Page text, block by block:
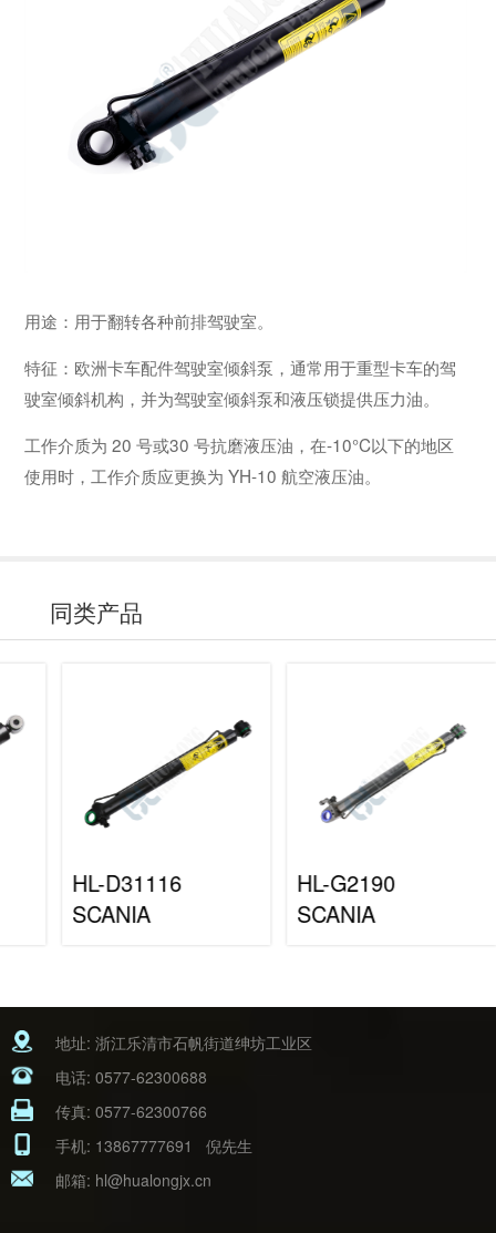
用途：用于翻转各种前排驾驶室。
特征：欧洲卡车配件驾驶室倾斜泵，通常用于重型卡车的驾
驶室倾斜机构，并为驾驶室倾斜泵和液压锁提供压力油。
工作介质为 20 号或30 号抗磨液压油，在-10°C以下的地区
使用时，工作介质应更换为 YH-10 航空液压油。
同类产品
HL-D31116
SCANIA
HL-G2190
SCANIA
地址: 浙江乐清市石帆街道绅坊工业区
电话: 0577-62300688
传真: 0577-62300766
手机: 13867777691
倪先生
邮箱: hl@hualongjx.cn